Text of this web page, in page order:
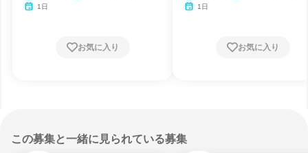
1日
お気に入り
1日
お気に入り
この募集と一緒に見られている募集